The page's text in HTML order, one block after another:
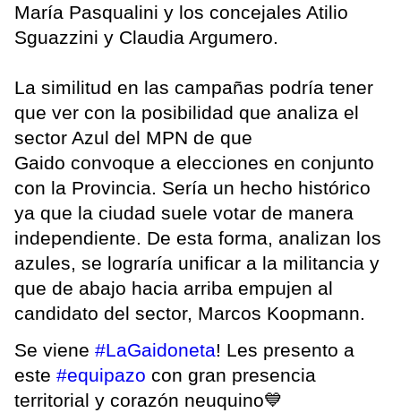
María Pasqualini y los concejales Atilio
Sguazzini y Claudia Argumero.
La similitud en las campañas podría tener
que ver con la posibilidad que analiza el
sector Azul del MPN de que
Gaido convoque a elecciones en conjunto
con la Provincia. Sería un hecho histórico
ya que la ciudad suele votar de manera
independiente. De esta forma, analizan los
azules, se lograría unificar a la militancia y
que de abajo hacia arriba empujen al
candidato del sector, Marcos Koopmann.
Se viene #LaGaidoneta! Les presento a
este #equipazo con gran presencia
territorial y corazón neuquino💙